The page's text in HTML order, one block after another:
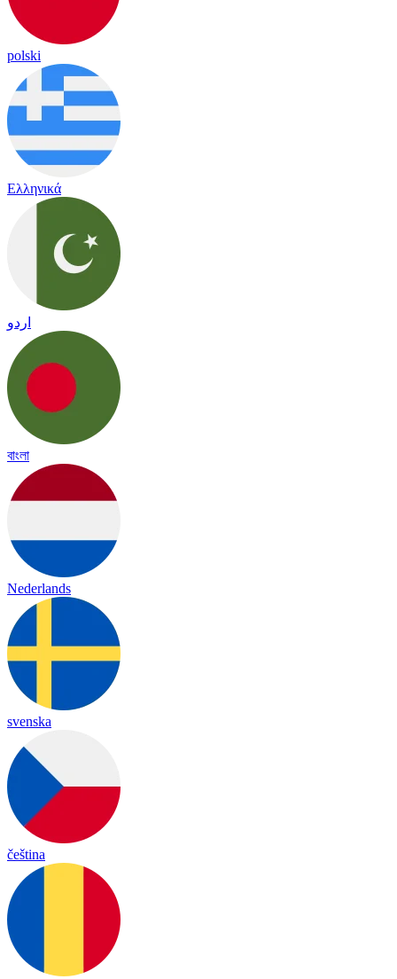
polski
Ελληνικά
اردو
বাংলা
Nederlands
svenska
čeština